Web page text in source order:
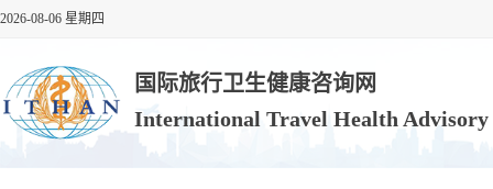
2026-08-06 星期四
国际旅行卫生健康咨询网
International Travel Health